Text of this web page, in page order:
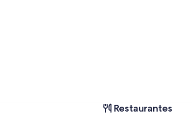
Restaurantes